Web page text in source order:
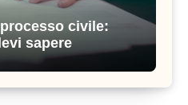
civile:
sapere